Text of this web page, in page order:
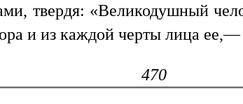
твердя: «Великодушный
и из каждой черты лица
470